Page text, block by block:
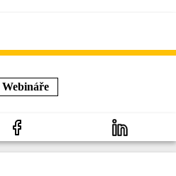
Webináře